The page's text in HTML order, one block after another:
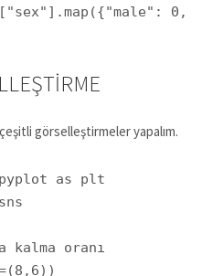
0,
görselleştirmeler yapalım.
as plt
kalma oranı